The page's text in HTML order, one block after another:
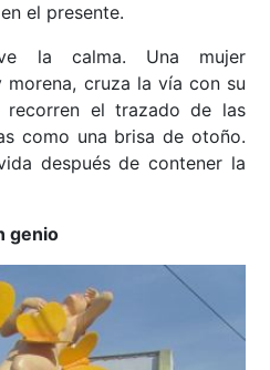
el presente.
la calma. Una mujer
morena, cruza la vía con su
recorren el trazado de las
como una brisa de otoño.
después de contener la
genio